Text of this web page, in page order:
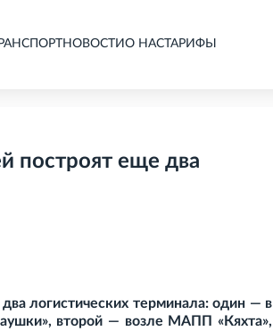
НОВОСТИ О НАСТАРИФЫ
построят еще два
логистических терминала: один — в
второй — возле МАПП «Кяхта»,